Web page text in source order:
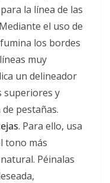
la línea de las
el uso de
los bordes
muy
un delineador
superiores y
pestañas.
. Para ello, usa
tono más
Péinalas